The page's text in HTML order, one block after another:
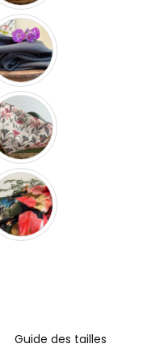
Guide des tailles